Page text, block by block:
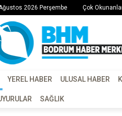
2026 Perşembe Çok
YEREL HABER ULUSAL HABER
SAĞLIK